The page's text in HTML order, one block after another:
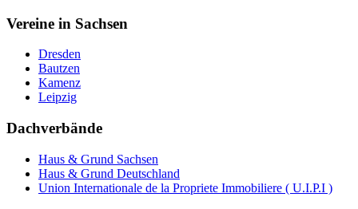
Vereine in Sachsen
Dresden
Bautzen
Kamenz
Leipzig
Dachverbände
Haus & Grund Sachsen
Haus & Grund Deutschland
Union Internationale de la Propriete Immobiliere ( U.I.P.I )